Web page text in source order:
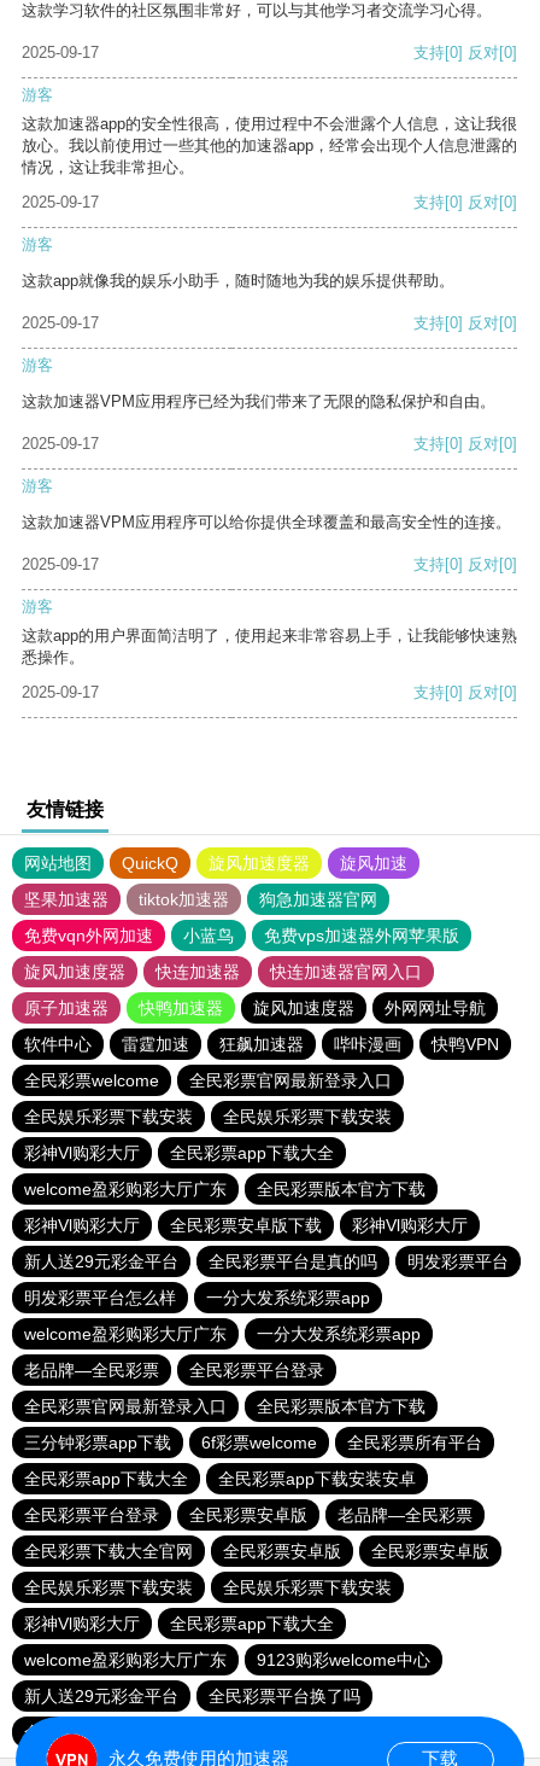
这款学习软件的社区氛围非常好，可以与其他学习者交流学习心得。
2025-09-17 支持[0] 反对[0]
游客
这款加速器app的安全性很高，使用过程中不会泄露个人信息，这让我很
放心。我以前使用过一些其他的加速器app，经常会出现个人信息泄露的
情况，这让我非常担心。
2025-09-17
支持[0] 反对[0]
游客
这款app就像我的娱乐小助手，随时随地为我的娱乐提供帮助。
2025-09-17 支持[0] 反对[0]
游客
这款加速器VPM应用程序已经为我们带来了无限的隐私保护和自由。
2025-09-17 支持[0] 反对[0]
游客
这款加速器VPM应用程序可以给你提供全球覆盖和最高安全性的连接。
2025-09-17 支持[0] 反对[0]
游客
这款app的用户界面简洁明了，使用起来非常容易上手，让我能够快速熟
悉操作。
2025-09-17
支持[0] 反对[0]
友情链接
网站地图 QuickQ 旋风加速度器
旋风加速
坚果加速器
tiktok加速器
狗急加速器官网
免费vqn外网加速
小蓝鸟
免费vps加速器外网苹果版
旋风加速度器
快连加速器
快连加速器官网入口
原子加速器
快鸭加速器 旋风加速度器
外网网址导航
软件中心
雷霆加速 狂飙加速器 哔咔漫画
快鸭VPN
全民彩票welcome
全民彩票官网最新登录入口
全民娱乐彩票下载安装
全民娱乐彩票下载安装
彩神Vl购彩大厅
全民彩票app下载大全
welcome盈彩购彩大厅广东
全民彩票版本官方下载
彩神Vl购彩大厅
全民彩票安卓版下载
彩神Vl购彩大厅
新人送29元彩金平台
全民彩票平台是真的吗
明发彩票平台
明发彩票平台怎么样
一分大发系统彩票app
welcome盈彩购彩大厅广东
一分大发系统彩票app
老品牌—全民彩票
全民彩票平台登录
全民彩票官网最新登录入口
全民彩票版本官方下载
三分钟彩票app下载
6f彩票welcome
全民彩票所有平台
全民彩票app下载大全
全民彩票app下载安装安卓
全民彩票平台登录
全民彩票安卓版
老品牌—全民彩票
全民彩票下载大全官网
全民彩票安卓版
全民彩票安卓版
全民娱乐彩票下载安装
全民娱乐彩票下载安装
彩神Vl购彩大厅
全民彩票app下载大全
welcome盈彩购彩大厅广东
9123购彩welcome中心
新人送29元彩金平台
全民彩票平台换了吗
全民彩票平台登录
永久免费使用的加速器 下载